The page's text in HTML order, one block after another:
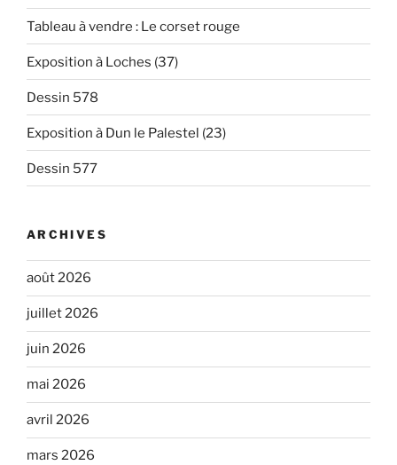
Tableau à vendre : Le corset rouge
Exposition à Loches (37)
Dessin 578
Exposition à Dun le Palestel (23)
Dessin 577
ARCHIVES
août 2026
juillet 2026
juin 2026
mai 2026
avril 2026
mars 2026